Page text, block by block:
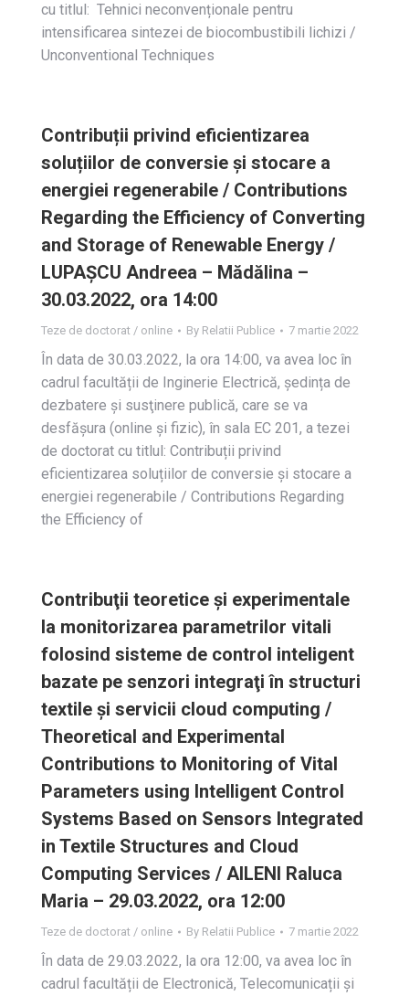
cu titlul: Tehnici neconvenționale pentru
intensificarea sintezei de biocombustibili lichizi /
Unconventional Techniques
Contribuții privind eficientizarea
soluțiilor de conversie și stocare a
energiei regenerabile / Contributions
Regarding the Efficiency of Converting
and Storage of Renewable Energy /
LUPAŞCU Andreea – Mădălina –
30.03.2022, ora 14:00
Teze de doctorat / online By Relatii Publice 7 martie 2022
În data de 30.03.2022, la ora 14:00, va avea loc în
cadrul facultății de Inginerie Electrică, ședința de
dezbatere și susţinere publică, care se va
desfășura (online și fizic), în sala EC 201, a tezei
de doctorat cu titlul: Contribuții privind
eficientizarea soluțiilor de conversie și stocare a
energiei regenerabile / Contributions Regarding
the Efficiency of
Contribuţii teoretice şi experimentale
la monitorizarea parametrilor vitali
folosind sisteme de control inteligent
bazate pe senzori integraţi în structuri
textile şi servicii cloud computing /
Theoretical and Experimental
Contributions to Monitoring of Vital
Parameters using Intelligent Control
Systems Based on Sensors Integrated
in Textile Structures and Cloud
Computing Services / AILENI Raluca
Maria – 29.03.2022, ora 12:00
Teze de doctorat / online By Relatii Publice 7 martie 2022
În data de 29.03.2022, la ora 12:00, va avea loc în
cadrul facultății de Electronică, Telecomunicații și